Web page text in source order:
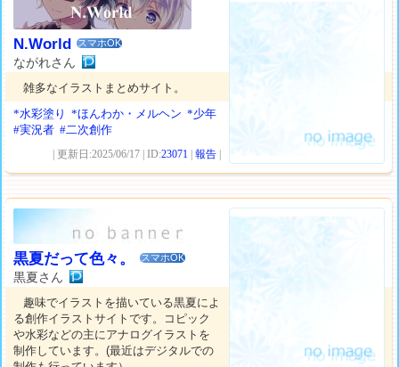
N.World スマホOK
ながれさん
雑多なイラストまとめサイト。
*水彩塗り
*ほんわか・メルヘン *少年
#実況者 #二次創作
| 更新日:2025/06/17 | ID:23071 |報告
黒夏だって色々。 スマホOK
黒夏さん
趣味でイラストを描いている黒夏によ
る創作イラストサイトです。コピック
や水彩などの主にアナログイラストを
制作しています。(最近はデジタルでの